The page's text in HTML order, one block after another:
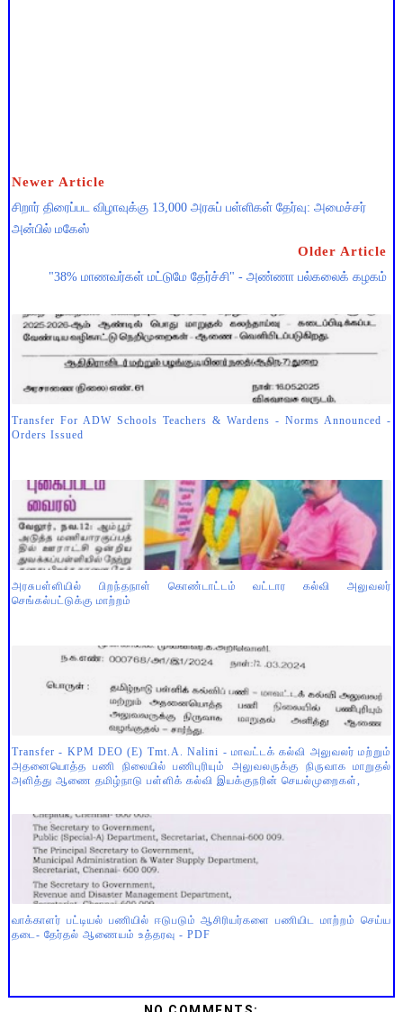
Newer Article
சிறார் திரைப்பட விழாவுக்கு 13,000 அரசுப் பள்ளிகள் தேர்வு: அமைச்சர்
அன்பில் மகேஸ்
Older Article
"38% மாணவர்கள் மட்டுமே தேர்ச்சி" - அண்ணா பல்கலைக் கழகம்
Transfer For ADW Schools Teachers & Wardens - Norms Announced -
Orders Issued
அரசுபள்ளியில் பிறந்தநாள் கொண்டாட்டம் வட்டார கல்வி அலுவலர்
செங்கல்பட்டுக்கு மாற்றம்
Transfer - KPM DEO (E) Tmt.A. Nalini - மாவட்டக் கல்வி அலுவலர் மற்றும்
அதனையொத்த பணி நிலையில் பணிபுரியும் அலுவலருக்கு நிருவாக மாறுதல்
அளித்து ஆணை தமிழ்நாடு பள்ளிக் கல்வி இயக்குநரின் செயல்முறைகள்,
வாக்காளர் பட்டியல் பணியில் ஈடுபடும் ஆசிரியர்களை பணியிட மாற்றம் செய்ய
தடை- தேர்தல் ஆணையம் உத்தரவு - PDF